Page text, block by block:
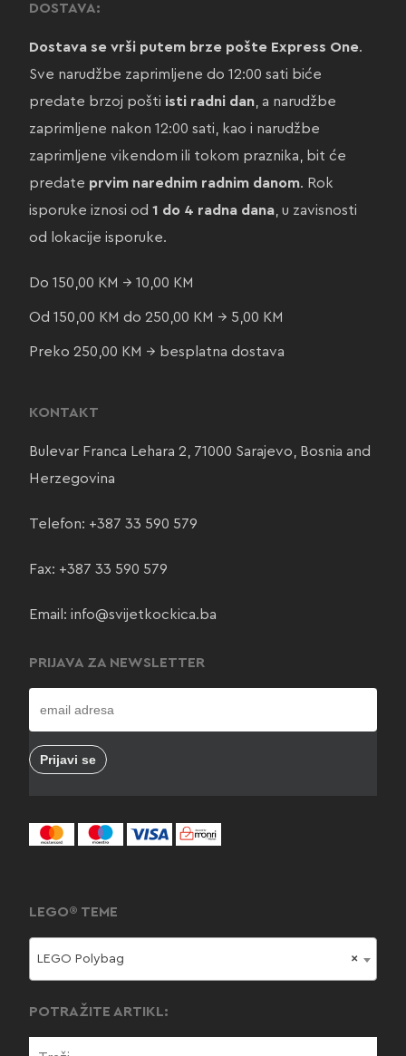
DOSTAVA:
Dostava se vrši putem brze pošte Express One.
Sve narudžbe zaprimljene do 12:00 sati biće
predate brzoj pošti isti radni dan, a narudžbe
zaprimljene nakon 12:00 sati, kao i narudžbe
zaprimljene vikendom ili tokom praznika, bit će
predate prvim narednim radnim danom. Rok
isporuke iznosi od 1 do 4 radna dana, u zavisnosti
od lokacije isporuke.
Do 150,00 KM → 10,00 KM
Od 150,00 KM do 250,00 KM → 5,00 KM
Preko 250,00 KM → besplatna dostava
KONTAKT
Bulevar Franca Lehara 2, 71000 Sarajevo, Bosnia and
Herzegovina
Telefon: +387 33 590 579
Fax: +387 33 590 579
Email: info@svijetkockica.ba
PRIJAVA ZA NEWSLETTER
LEGO® TEME
×
LEGO Polybag
POTRAŽITE ARTIKL: